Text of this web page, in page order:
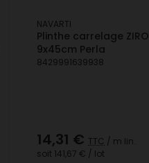
NAVARTI
Plinthe carrelage ZIRO
9x45cm Perla
8429991639938
14,31 € TTC / m lin.
soit 141,67 € / lot